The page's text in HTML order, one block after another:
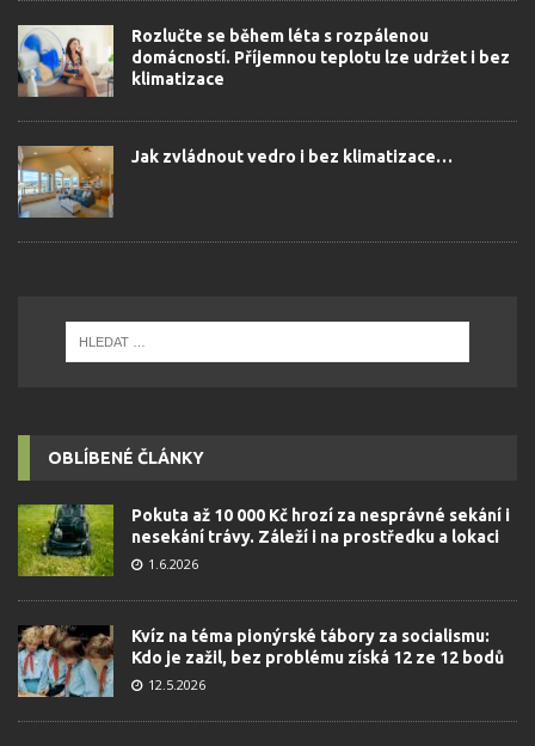
Rozlučte se během léta s rozpálenou
domácností. Příjemnou teplotu lze udržet i bez
klimatizace
Jak zvládnout vedro i bez klimatizace…
OBLÍBENÉ ČLÁNKY
Pokuta až 10 000 Kč hrozí za nesprávné sekání i
nesekání trávy. Záleží i na prostředku a lokaci
1.6.2026
Kvíz na téma pionýrské tábory za socialismu:
Kdo je zažil, bez problému získá 12 ze 12 bodů
12.5.2026